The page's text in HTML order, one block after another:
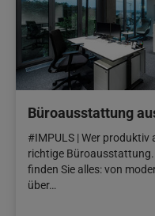
Büroausstattung
#IMPULS | Wer
richtige
finden Sie alles: von
über…